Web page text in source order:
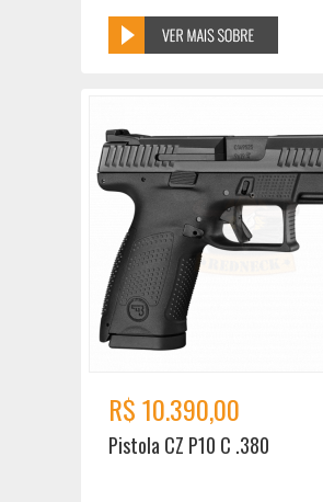
R$ 10.390,00
Pistola CZ P10 C .380